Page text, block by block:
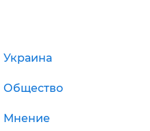
Украина
Общество
Мнение